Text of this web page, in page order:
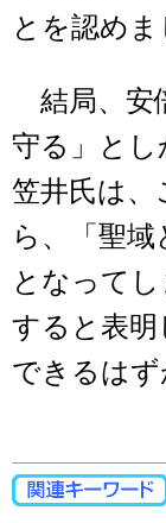
とを認めま
結局、安
守る」とし
笠井氏は、
ら、「聖域
となって
すると表明
できるはず